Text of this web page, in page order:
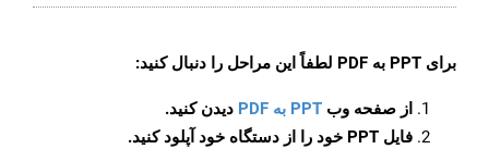
برای PPT به PDF لطفاً این مراحل را دنبال کنید:
از صفحه وب PPT به PDF
دیدن کنید.
فایل PPT خود را از دستگاه خود آپلود کنید.